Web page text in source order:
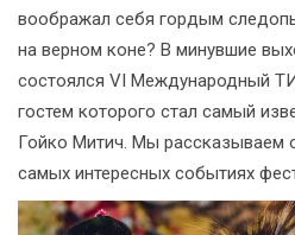
воображал себя гордым
на верном коне? В минувшие
состоялся VI Международный
гостем которого стал самый
Гойко Митич. Мы рассказываем
самых интересных событиях